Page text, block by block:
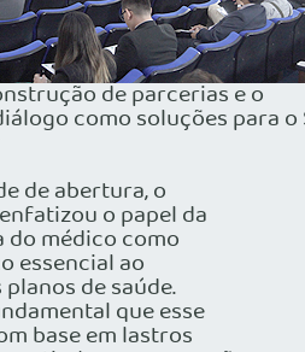
de parcerias e o
como soluções para o
de abertura, o
o papel da
do médico como
essencial ao
de saúde.
que esse
base em lastros